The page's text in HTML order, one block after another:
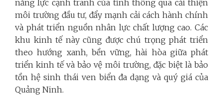
năng lực cạnh tranh của tỉnh thông qua cải thiện
môi trường đầu tư, đẩy mạnh cải cách hành chính
và phát triển nguồn nhân lực chất lượng cao. Các
khu kinh tế này cũng được chú trọng phát triển
theo hướng xanh, bền vững, hài hòa giữa phát
triển kinh tế và bảo vệ môi trường, đặc biệt là bảo
tồn hệ sinh thái ven biển đa dạng và quý giá của
Quảng Ninh.